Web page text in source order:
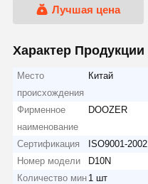
Лучшая цена
Характер Продукции
Место
происхождения
Китай
Фирменное
наименование
DOOZER
Сертификация
ISO9001-2002
Номер модели
D10N
Количество мин 1 шт